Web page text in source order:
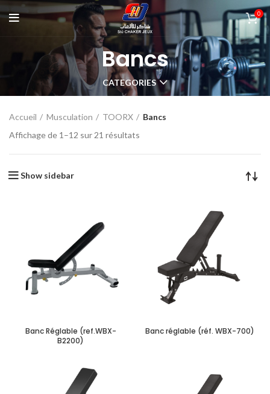
0
Bancs
CATEGORIES
Accueil Musculation TOORX
Bancs
Affichage de 1–12 sur 21 résultats
Show sidebar
Banc Réglable (ref.WBX-
B2200)
Banc réglable (réf. WBX-700)